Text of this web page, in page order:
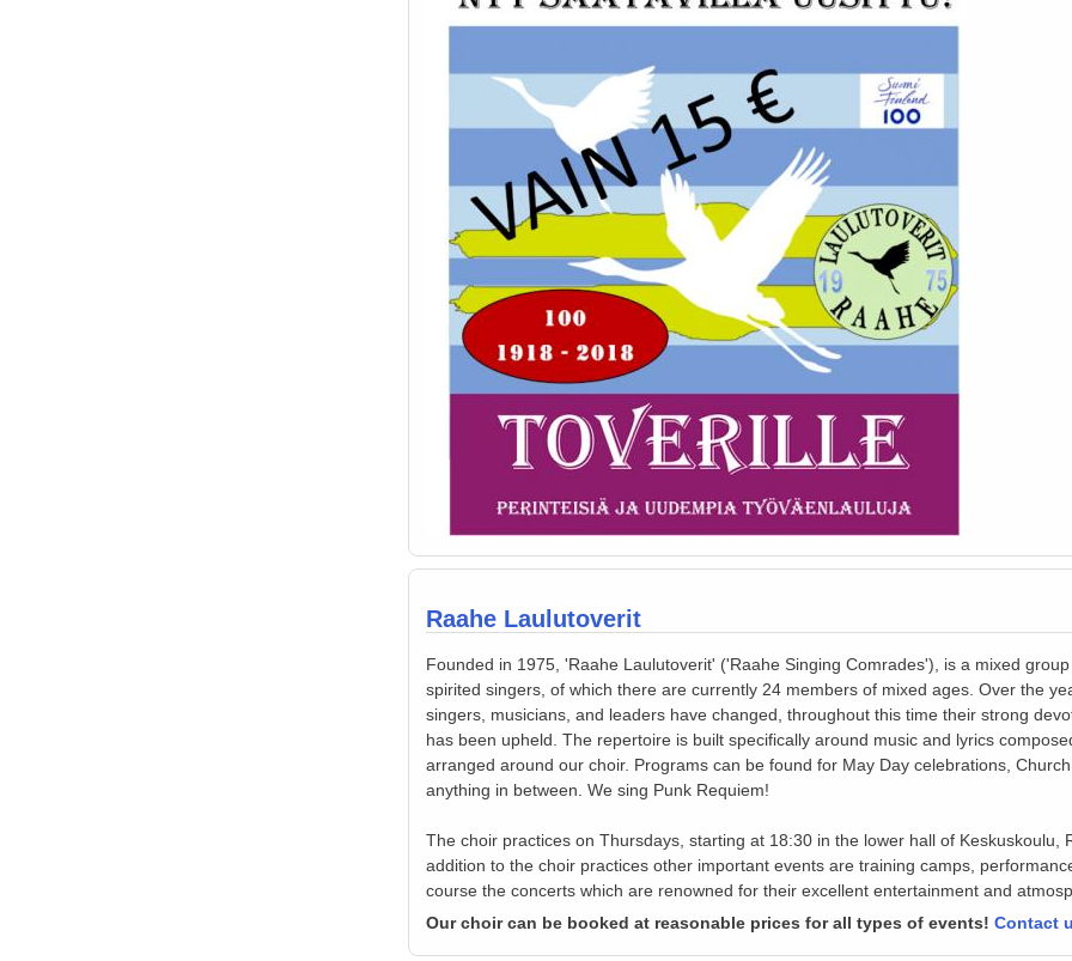
Raahe Laulutoverit
Founded in 1975, 'Raahe Laulutoverit' ('Raahe Singing Comrades'), is a mixed
spirited singers, of which there are currently 24 members of mixed ages. Over the
singers, musicians, and leaders have changed, throughout this time their strong
has been upheld. The repertoire is built specifically around music and lyrics
arranged around our choir. Programs can be found for May Day celebrations,
anything in between. We sing Punk Requiem!
The choir practices on Thursdays, starting at 18:30 in the lower hall of Keskuskoulu,
addition to the choir practices other important events are training camps,
course the concerts which are renowned for their excellent entertainment and
Our choir can be booked at reasonable prices for all types of events! Contact